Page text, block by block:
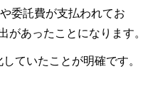
委託費が支払われてお
があったことになります。
ていたことが明確です。